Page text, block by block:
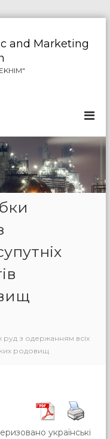
and Marketing
руд з одержанням всіх
родовищ
українські